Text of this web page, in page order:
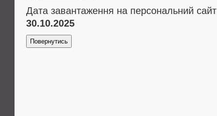
Дата завантаження на персональний
30.10.2025
Повернутись